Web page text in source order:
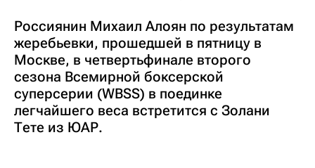
Россиянин Михаил Алоян по результатам
жеребьевки, прошедшей в пятницу в
Москве, в четвертьфинале второго
сезона Всемирной боксерской
суперсерии (WBSS) в поединке
легчайшего веса встретится с Золани
Тете из ЮАР.